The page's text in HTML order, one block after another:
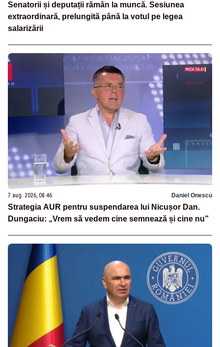
Senatorii și deputații rămân la muncă. Sesiunea
extraordinară, prelungită până la votul pe legea
salarizării
7 aug. 2026, 08:46 Daniel Onescu
Strategia AUR pentru suspendarea lui Nicușor Dan.
Dungaciu: „Vrem să vedem cine semnează și cine nu”